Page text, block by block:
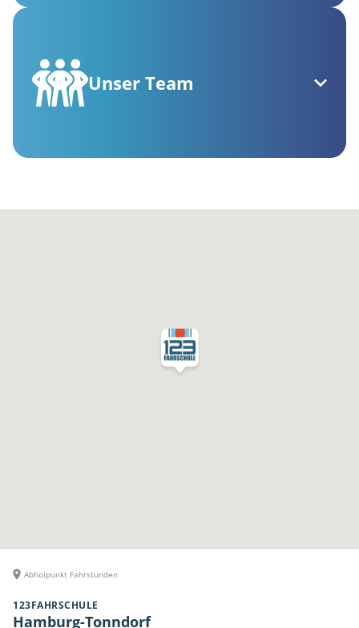
Unser Team
Abholpunkt Fahrstunden
123FAHRSCHULE
Hamburg-Tonndorf